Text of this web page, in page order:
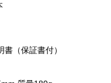
（保証書付）